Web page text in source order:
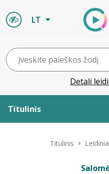
LT
Detali
Titulinis
Titulinis